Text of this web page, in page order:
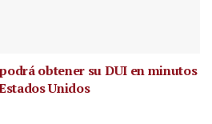
obtener su DUI en minutos
Unidos